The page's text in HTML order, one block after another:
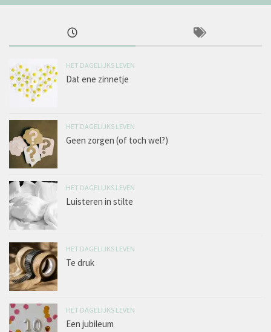
HET DAGELIJKS LEVEN
Dat ene zinnetje
HET DAGELIJKS LEVEN
Geen zorgen (of toch wel?)
HET DAGELIJKS LEVEN
Luisteren in stilte
HET DAGELIJKS LEVEN
Te druk
HET DAGELIJKS LEVEN
Een jubileum